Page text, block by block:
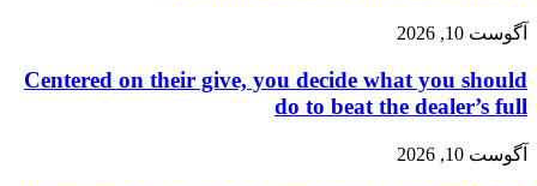
آگوست 10, 2026
Centered on their give, you decide what you should
do to beat the dealer’s full
آگوست 10, 2026